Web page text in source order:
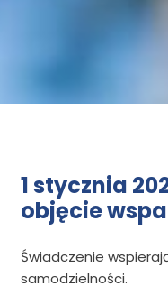
1 stycznia
objęcie
Świadczenie
samodzielności.